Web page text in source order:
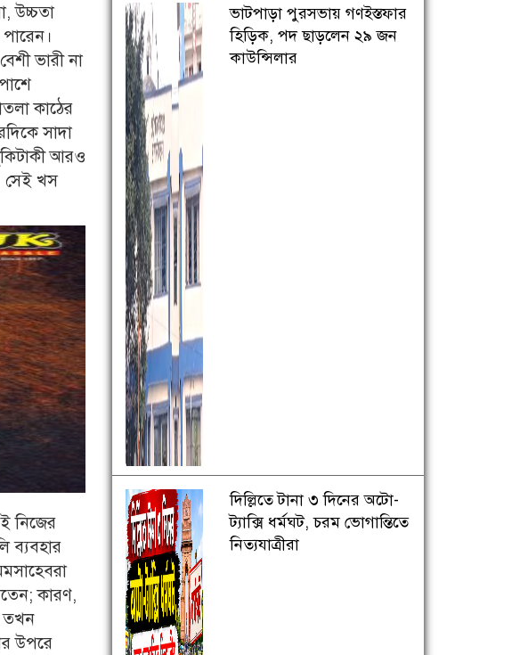
উচ্চতা
ভারী না
কাঠের
সাদা
আরও
সেই খস
নিজের
ব্যবহার
কারণ,
তখন
উপরে
ভাটপাড়া পুরসভায় গণইস্তফার
হিড়িক, পদ ছাড়লেন ২৯ জন
কাউন্সিলার
দিল্লিতে টানা ৩ দিনের অটো-
ট্যাক্সি ধর্মঘট, চরম ভোগান্তিতে
নিত্যযাত্রীরা